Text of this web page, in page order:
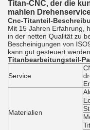
Titan-CNC, der die
mahlen
Cnc-Titanteil-
Mit 15 Jahren Erfahrung,
in der netten Qualität zu
Bescheinigungen von
kann gut gesteuert werden.
Titanbearbeitungsteil-
Service
Materialien